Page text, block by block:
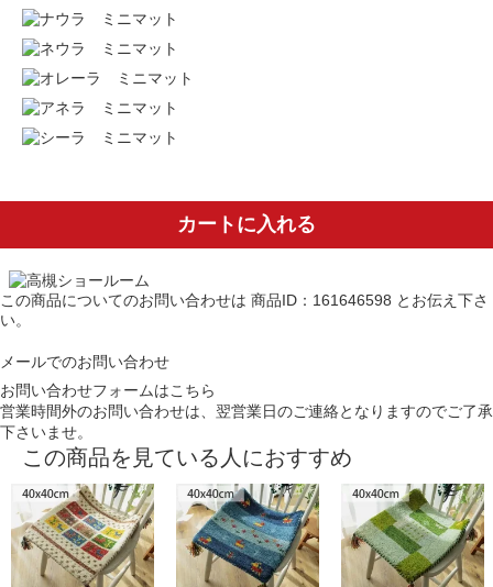
カートに入れる
この商品についてのお問い合わせは 商品ID：161646598 とお伝え下さ
い。
メールでのお問い合わせ
お問い合わせフォームはこちら
営業時間外のお問い合わせは、翌営業日のご連絡となりますのでご了承
下さいませ。
この商品を見ている人におすすめ